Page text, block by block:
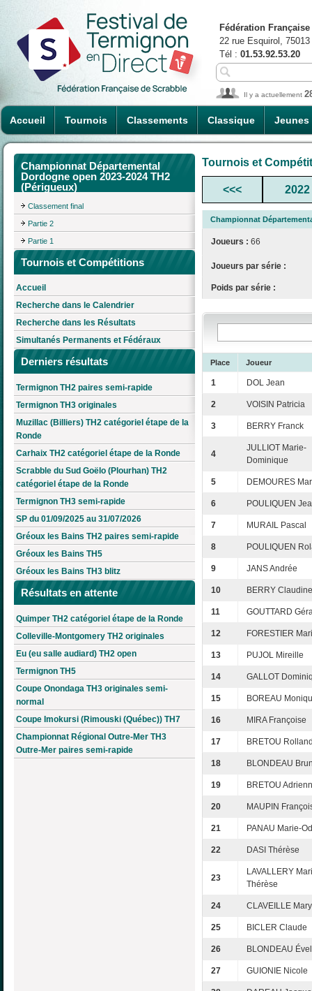
Accueil Tournois Classements Classique Jeunes
Fédération
22 rue Esquirol,
Tél : 01.53.92.53.20
Il y a actuellement
Championnat Départemental
Dordogne open 2023-2024 TH2
(Périgueux)
Classement final
Partie 2
Partie 1
Tournois et Compétitions
Accueil
Recherche dans le Calendrier
Recherche dans les Résultats
Simultanés Permanents et Fédéraux
Derniers résultats
Termignon TH2 paires semi-rapide
Termignon TH3 originales
Muzillac (Billiers) TH2 catégoriel étape de la
Ronde
Carhaix TH2 catégoriel étape de la Ronde
Scrabble du Sud Goëlo (Plourhan) TH2
catégoriel étape de la Ronde
Termignon TH3 semi-rapide
SP du 01/09/2025 au 31/07/2026
Gréoux les Bains TH2 paires semi-rapide
Gréoux les Bains TH5
Gréoux les Bains TH3 blitz
Résultats en attente
Quimper TH2 catégoriel étape de la Ronde
Colleville-Montgomery TH2 originales
Eu (eu salle audiard) TH2 open
Termignon TH5
Coupe Onondaga TH3 originales semi-
normal
Coupe Imokursi (Rimouski (Québec)) TH7
Championnat Régional Outre-Mer TH3
Outre-Mer paires semi-rapide
Tournois et
<<< 2022
Championnat
Joueurs : 66
Joueurs par série :
Poids par série :
Place Joueur
1 DOL Jean
2 VOISIN Patricia
3 BERRY Franck
4
JULLIOT Marie-
Dominique
5 DEMOURES
6 POULIQUEN
7 MURAIL Pascal
8 POULIQUEN
9 JANS Andrée
10 BERRY Claudine
11 GOUTTARD
12 FORESTIER
13 PUJOL Mireille
14 GALLOT
15 BOREAU
16 MIRA Françoise
17 BRETOU
18 BLONDEAU
19 BRETOU
20 MAUPIN
21 PANAU Marie-
22 DASI Thérèse
23
LAVALLERY
Thérèse
24 CLAVEILLE
25 BICLER Claude
26 BLONDEAU
27 GUIONIE Nicole